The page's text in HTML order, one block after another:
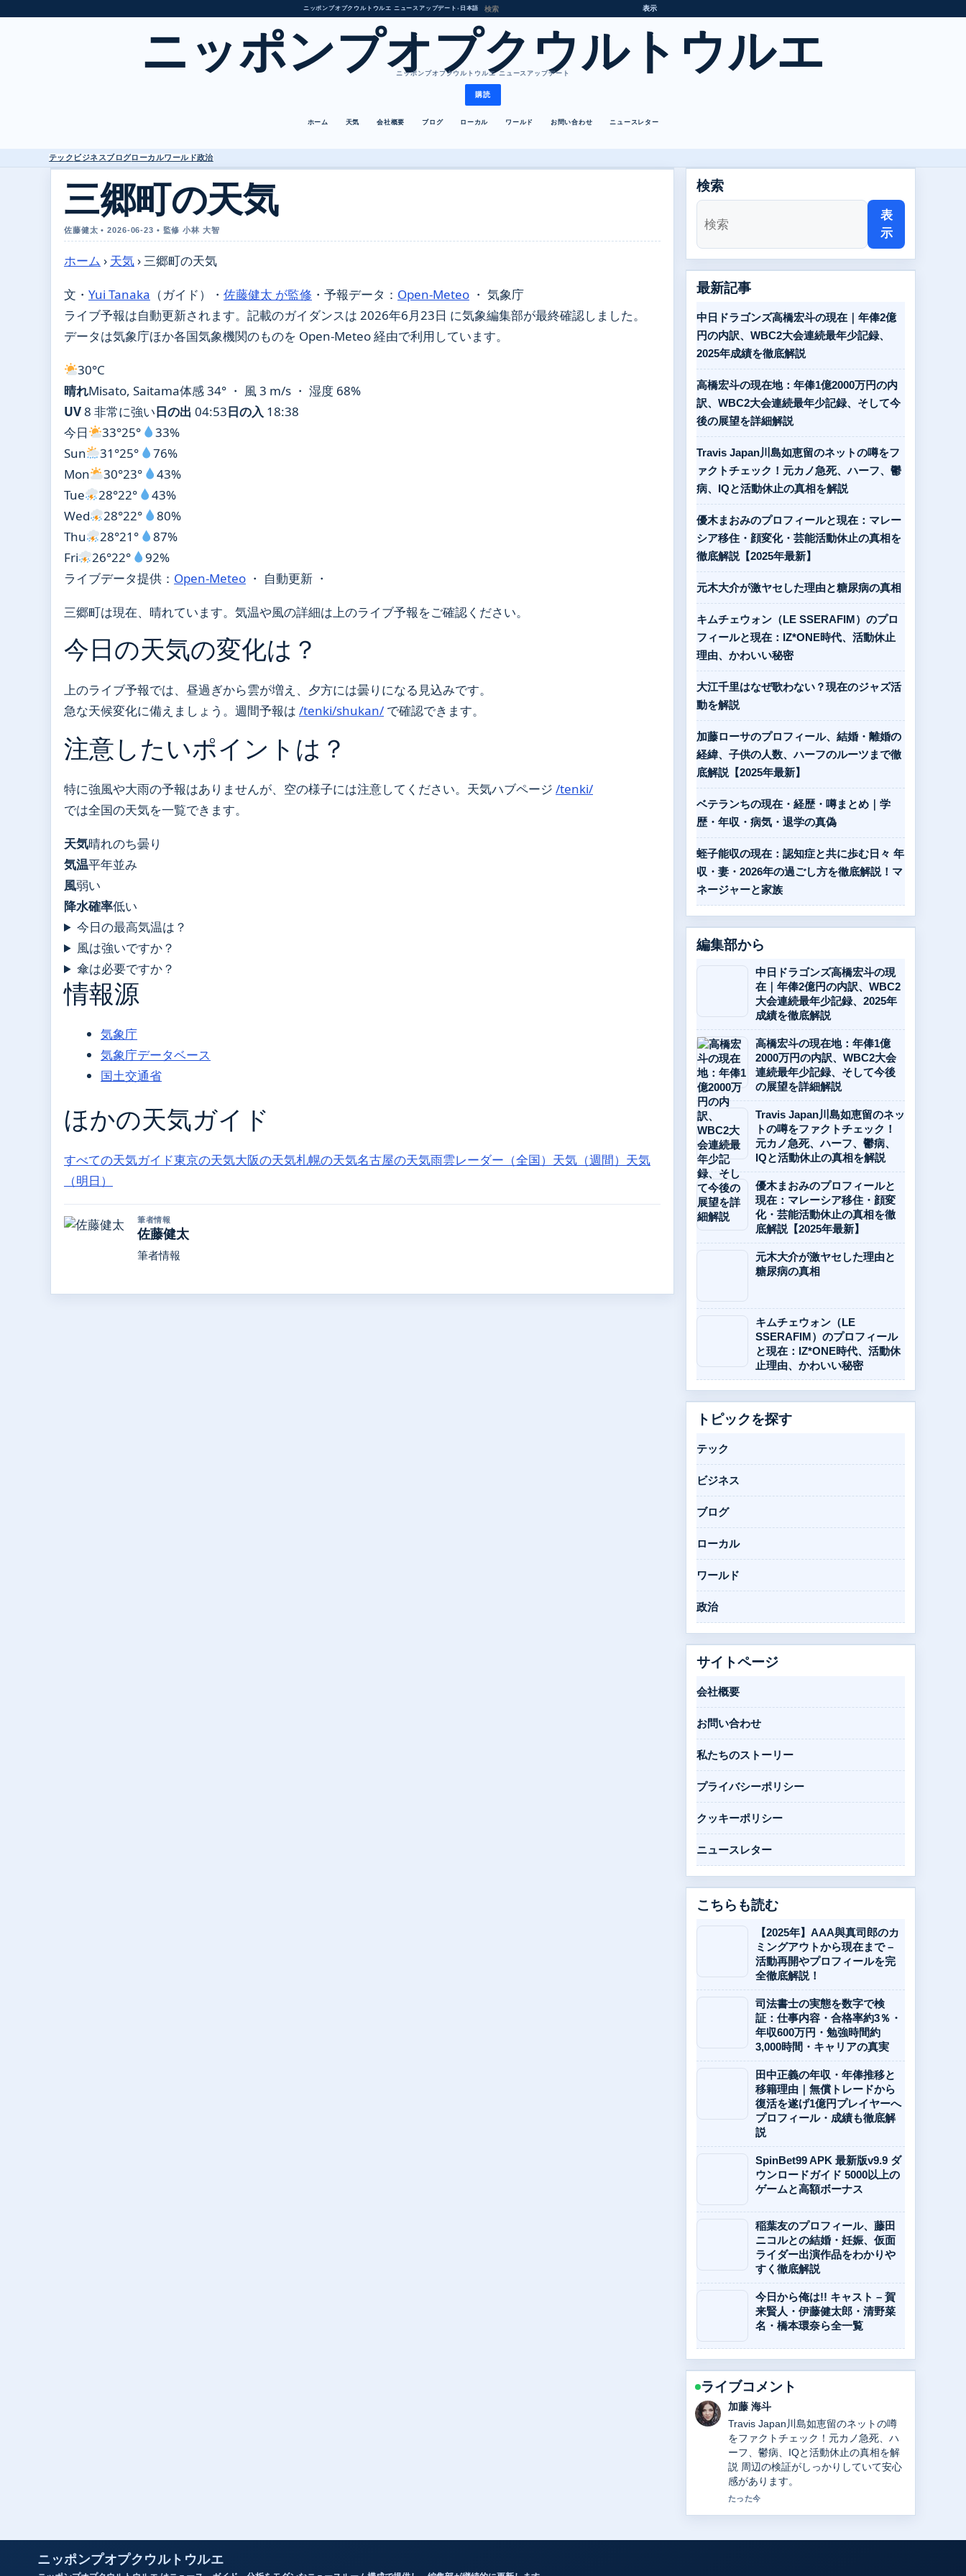
ニッポンプオプクウルトウルエ ニュースアップデート • 日本語 表示
ニッポンプオプクウルトウルエ
ニッポンプオプクウルトウルエ ニュースアップデート
購読
ホーム 天気 会社概要 ブログ ローカル ワールド お問い合わせ ニュースレター
テック ビジネスブログローカルワールド政治
三郷町の天気
佐藤健太 • 2026-06-23 • 監修 小林 大智
ホーム › 天気›三郷町の天気
文・ Yui Tanaka （ガイド） ・ 佐藤健太 が監修 ・ 予報データ： Open-Meteo ・ 気象庁
ライブ予報は自動更新されます。記載のガイダンスは 2026年6月23日 に気象編集部が最終確認しました。
データは気象庁ほか各国気象機関のものを Open-Meteo 経由で利用しています。
30°C
晴れMisato, Saitama体感 34° ・ 風 3 m/s ・ 湿度 68%
UV8 非常に強い日の出 04:53日の入 18:38
今日
33°25°
33%
Sun
31°25°
76%
Mon
30°23°
43%
Tue
28°22°
43%
Wed
28°22°
80%
Thu
28°21°
87%
Fri
26°22°
92%
ライブデータ提供： Open-Meteo ・ 自動更新 ・
三郷町は現在、晴れています。気温や風の詳細は上のライブ予報をご確認ください。
今日の天気の変化は？
上のライブ予報では、昼過ぎから雲が増え、夕方には曇りになる見込みです。
急な天候変化に備えましょう。週間予報は /tenki/shukan/ で確認できます。
注意したいポイントは？
特に強風や大雨の予報はありませんが、空の様子には注意してください。天気ハブページ /tenki/
では全国の天気を一覧できます。
天気晴れのち曇り
気温平年並み
風弱い
降水確率低い
今日の最高気温は？
風は強いですか？
傘は必要ですか？
情報源
気象庁
気象庁データベース
国土交通省
ほかの天気ガイド
すべての天気ガイド東京の天気大阪の天気札幌の天気名古屋の天気雨雲レーダー（全国） 天気（週間） 天気
（明日）
筆者情報
佐藤健太
筆者情報
検索
表
示
最新記事
中日ドラゴンズ高橋宏斗の現在｜年俸2億
円の内訳、WBC2大会連続最年少記録、
2025年成績を徹底解説
高橋宏斗の現在地：年俸1億2000万円の内
訳、WBC2大会連続最年少記録、そして今
後の展望を詳細解説
Travis Japan川島如恵留のネットの噂をフ
ァクトチェック！元カノ急死、ハーフ、鬱
病、IQと活動休止の真相を解説
優木まおみのプロフィールと現在：マレー
シア移住・顔変化・芸能活動休止の真相を
徹底解説【2025年最新】
元木大介が激ヤセした理由と糖尿病の真相
キムチェウォン（LE SSERAFIM）のプロ
フィールと現在：IZ*ONE時代、活動休止
理由、かわいい秘密
大江千里はなぜ歌わない？現在のジャズ活
動を解説
加藤ローサのプロフィール、結婚・離婚の
経緯、子供の人数、ハーフのルーツまで徹
底解説【2025年最新】
ベテランちの現在・経歴・噂まとめ｜学
歴・年収・病気・退学の真偽
蛭子能収の現在：認知症と共に歩む日々 年
収・妻・2026年の過ごし方を徹底解説！マ
ネージャーと家族
編集部から
中日ドラゴンズ高橋宏斗の現
在｜年俸2億円の内訳、WBC2
大会連続最年少記録、2025年
成績を徹底解説
高橋宏斗の現在地：年俸1億
2000万円の内訳、WBC2大会
連続最年少記録、そして今後
の展望を詳細解説
Travis Japan川島如恵留のネッ
トの噂をファクトチェック！
元カノ急死、ハーフ、鬱病、
IQと活動休止の真相を解説
優木まおみのプロフィールと
現在：マレーシア移住・顔変
化・芸能活動休止の真相を徹
底解説【2025年最新】
元木大介が激ヤセした理由と
糖尿病の真相
キムチェウォン（LE
SSERAFIM）のプロフィール
と現在：IZ*ONE時代、活動休
止理由、かわいい秘密
トピックを探す
テック
ビジネス
ブログ
ローカル
ワールド
政治
サイトページ
会社概要
お問い合わせ
私たちのストーリー
プライバシーポリシー
クッキーポリシー
ニュースレター
こちらも読む
【2025年】AAA與真司郎のカ
ミングアウトから現在まで –
活動再開やプロフィールを完
全徹底解説！
司法書士の実態を数字で検
証：仕事内容・合格率約3％・
年収600万円・勉強時間約
3,000時間・キャリアの真実
田中正義の年収・年俸推移と
移籍理由｜無償トレードから
復活を遂げ1億円プレイヤーへ
プロフィール・成績も徹底解
説
SpinBet99 APK 最新版v9.9 ダ
ウンロードガイド 5000以上の
ゲームと高額ボーナス
稲葉友のプロフィール、藤田
ニコルとの結婚・妊娠、仮面
ライダー出演作品をわかりや
すく徹底解説
今日から俺は!! キャスト – 賀
来賢人・伊藤健太郎・清野菜
名・橋本環奈ら全一覧
ライブコメント
高橋 蓮
中日ドラゴンズ高橋宏斗の現在｜年俸2
億円の内訳、WBC2大会連続最年少記
録、2025年成績を徹底解説 の整理がと
ても分かりやすいです。今日の中でも
特に読みやすいです。
3 分前
ニッポンプオプクウルトウルエ